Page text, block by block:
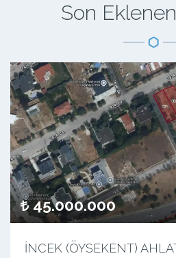
Son Eklenen
45.000.000